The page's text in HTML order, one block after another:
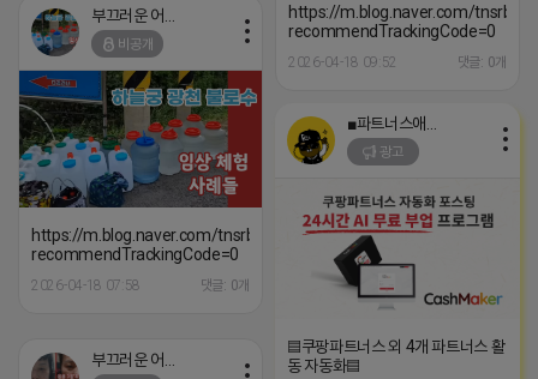
https://m.blog.naver.com/
recommendTrackingCode=0
2026-04-18 09:52 댓글: 0개
비공개
https://m.blog.naver.com/tnsrbfkddmsw/223529581047?
recommendTrackingCode=0
2026-04-18 07:58 댓글: 0개
광고
▤쿠팡파트너스 외 4개 파트너스 활
동 자동화▤